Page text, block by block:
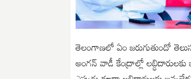
తెలంగాణలో ఏం జరుగుతుందో
అంగన్ వాడీ కేంద్రాల్లో